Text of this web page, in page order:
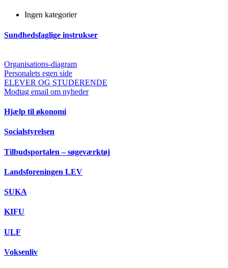
Ingen kategorier
Sundhedsfaglige instrukser
Organisations-diagram
Personalets egen side
ELEVER OG STUDERENDE
Modtag email om nyheder
Hjælp til økonomi
Socialstyrelsen
Tilbudsportalen – søgeværktøj
Landsforeningen LEV
SUKA
KIFU
ULF
Voksenliv